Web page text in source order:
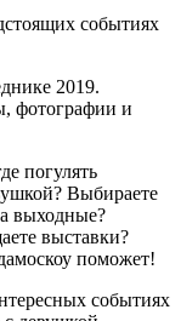
событиях
2019.
фотографии и
погулять
Выбираете
выходные?
выставки?
поможет!
событиях